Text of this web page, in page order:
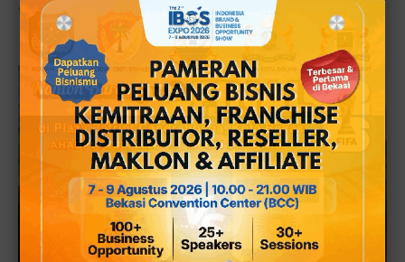
tangkar.